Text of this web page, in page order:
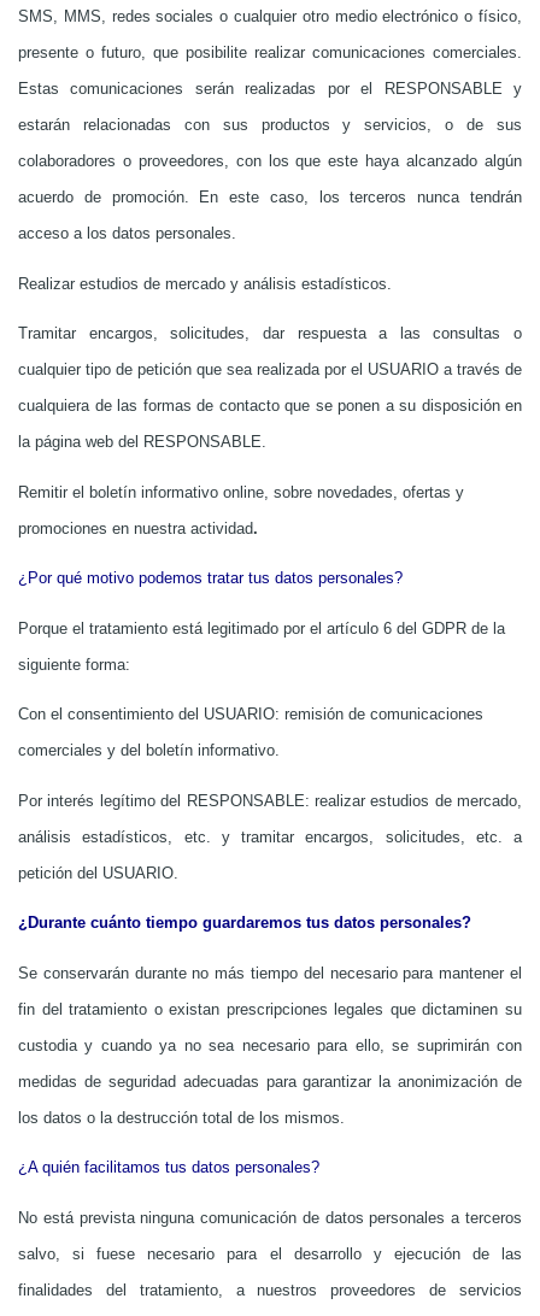
SMS, MMS, redes sociales o cualquier otro medio electrónico o físico,
presente o futuro, que posibilite realizar comunicaciones comerciales.
Estas comunicaciones serán realizadas por el RESPONSABLE y
estarán relacionadas con sus productos y servicios, o de sus
colaboradores o proveedores, con los que este haya alcanzado algún
acuerdo de promoción. En este caso, los terceros nunca tendrán
acceso a los datos personales.
Realizar estudios de mercado y análisis estadísticos.
Tramitar encargos, solicitudes, dar respuesta a las consultas o
cualquier tipo de petición que sea realizada por el USUARIO a través de
cualquiera de las formas de contacto que se ponen a su disposición en
la página web del RESPONSABLE.
Remitir el boletín informativo online, sobre novedades, ofertas y
promociones en nuestra actividad.
¿Por qué motivo podemos tratar tus datos personales?
Porque el tratamiento está legitimado por el artículo 6 del GDPR de la
siguiente forma:
Con el consentimiento del USUARIO: remisión de comunicaciones
comerciales y del boletín informativo.
Por interés legítimo del RESPONSABLE: realizar estudios de mercado,
análisis estadísticos, etc. y tramitar encargos, solicitudes, etc. a
petición del USUARIO.
¿Durante cuánto tiempo guardaremos tus datos personales?
Se conservarán durante no más tiempo del necesario para mantener el
fin del tratamiento o existan prescripciones legales que dictaminen su
custodia y cuando ya no sea necesario para ello, se suprimirán con
medidas de seguridad adecuadas para garantizar la anonimización de
los datos o la destrucción total de los mismos.
¿A quién facilitamos tus datos personales?
No está prevista ninguna comunicación de datos personales a terceros
salvo, si fuese necesario para el desarrollo y ejecución de las
finalidades del tratamiento, a nuestros proveedores de servicios